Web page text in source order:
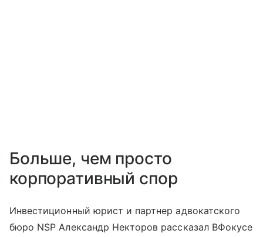
Больше, чем просто
корпоративный спор
Инвестиционный юрист и партнер адвокатского
бюро NSP Александр Некторов рассказал ВФокусе